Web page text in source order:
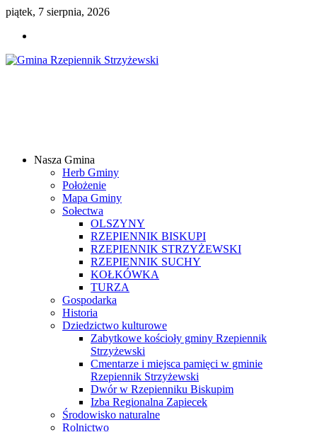
piątek, 7 sierpnia, 2026
Samorządowy
Internetowy
Nasza Gmina
Herb Gminy
Położenie
Mapa Gminy
Sołectwa
OLSZYNY
RZEPIENNIK BISKUPI
RZEPIENNIK STRZYŻEWSKI
RZEPIENNIK SUCHY
KOŁKÓWKA
TURZA
Gospodarka
Historia
Dziedzictwo kulturowe
Zabytkowe kościoły gminy Rzepiennik
Strzyżewski
Cmentarze i miejsca pamięci w gminie
Rzepiennik Strzyżewski
Dwór w Rzepienniku Biskupim
Izba Regionalna Zapiecek
Środowisko naturalne
Rolnictwo